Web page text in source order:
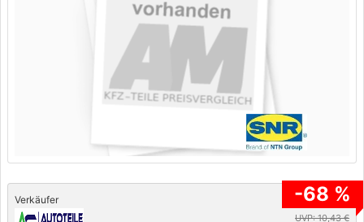
Verkäufer -68 %
UVP: 10,43 €